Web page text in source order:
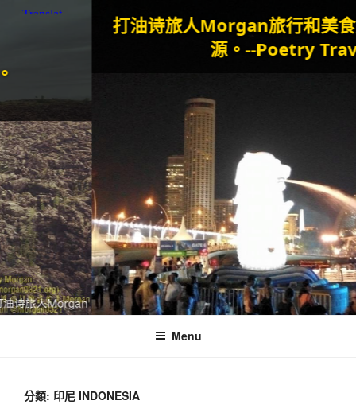
打油诗旅人Morgan旅行和美食是我
源。--Poetry Traveller
Menu
分類: 印尼 INDONESIA